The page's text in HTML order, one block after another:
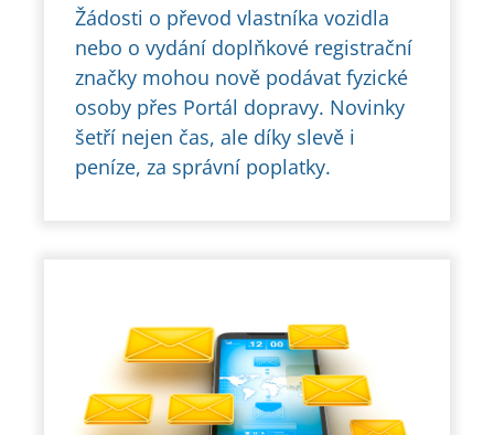
Žádosti o převod vlastníka vozidla
nebo o vydání doplňkové registrační
značky mohou nově podávat fyzické
osoby přes Portál dopravy. Novinky
šetří nejen čas, ale díky slevě i
peníze, za správní poplatky.